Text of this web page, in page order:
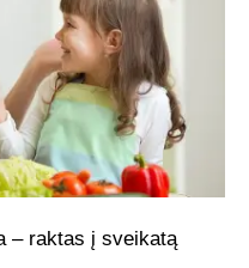
– raktas į sveikatą